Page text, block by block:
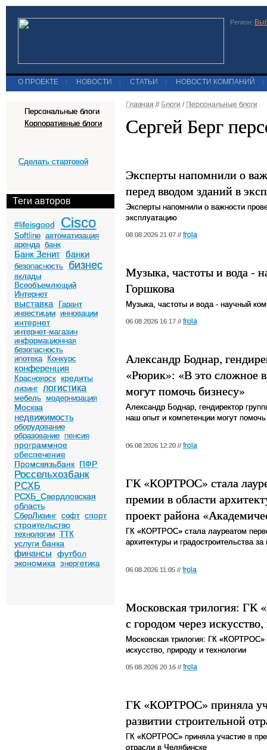
Регион:
О ПРОЕКТЕ НОВОСТИ СТАТЬИ НОВОСТИ КОМПАНИЙ
Персональные блоги
Корпоративные блоги
Сделать стартовой
Теги авторов
#lifeisgood Cisco
Softline автоматизация
аренда банк
Банк Зенит банки
безопасность бизнес
вклады
Всеобъемлющий
Интернет
выставка
Гарант
инвестиции инновации
интернет
интернет-магазин
информационная
безопасность
ипотека
Конкурс
конференция
Красноярск кредиты
лизинг логистика
мебель модернизация
Москва
недвижимость
оборудование
образование пенсия
программное
обеспечение
Промсвязьбанк ПФР
Россельхозбанк
РСХБ
РСХБ_Свердловская
область
СберЛизинг софт спорт
строительство
технологии ТТК
услуги банка
финансы
футбол
экономика
энергетика
Главная // Блоги / Персональные блоги
Сергей Берг
Эксперты напомнили о
перед вводом зданий в
Эксперты напомнили о важности
эксплуатацию
08.08.2026 21:07 // frola
Музыка, частоты и вода -
Горшкова
Музыка, частоты и вода - научный
06.08.2026 16:17 // frola
Александр Боднар,
«Рюрик»: «В это сложное
могут помочь бизнесу»
Александр Боднар, гендиректор
наш опыт и компетенции могут помочь
06.08.2026 12:20 // frola
ГК «КОРТРОС» стала
премии в области
проект района
ГК «КОРТРОС» стала лауреатом
архитектуры и градостроительства
06.08.2026 11:05 // frola
Московская трилогия: ГК
с городом через
Московская трилогия: ГК «КОРТРОС»
искусство, природу и технологии
05.08.2026 20:16 // frola
ГК «КОРТРОС» приняла
развитии строительной
ГК «КОРТРОС» приняла участие в
отрасли в Челябинске